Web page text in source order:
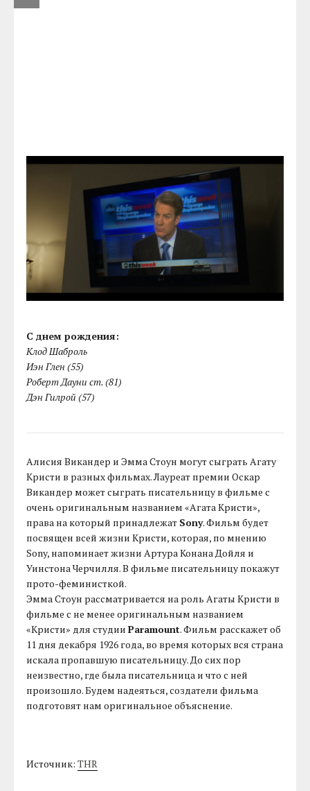
С днем рождения:
Клод Шаброль
Иэн Глен (55)
Роберт Дауни ст. (81)
Дэн Гилрой (57)
Алисия Викандер и Эмма Стоун могут сыграть Агату
Кристи в разных фильмах. Лауреат премии Оскар
Викандер может сыграть писательницу в фильме с
очень оригинальным названием «Агата Кристи»,
права на который принадлежат Sony. Фильм будет
посвящен всей жизни Кристи, которая, по мнению
Sony, напоминает жизни Артура Конана Дойля и
Уинстона Черчилля. В фильме писательницу покажут
прото-феминисткой.
Эмма Стоун рассматривается на роль Агаты Кристи в
фильме c не менее оригинальным названием
«Кристи» для студииParamount. Фильм расскажет об
11 дня декабря 1926 года, во время которых вся страна
искала пропавшую писательницу. До сих пор
неизвестно, где была писательница и что с ней
произошло. Будем надеяться, создатели фильма
подготовят нам оригинальное объяснение.
Источник:THR